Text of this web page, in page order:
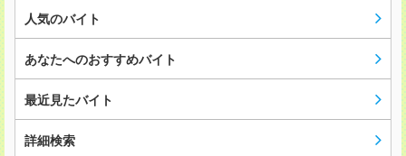
人気のバイト
あなたへのおすすめバイト
最近見たバイト
詳細検索